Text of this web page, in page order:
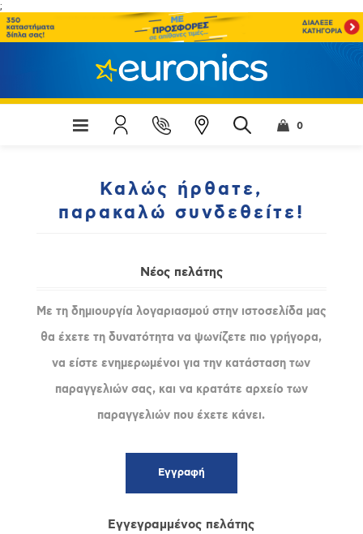
;
0
Καλώς ήρθατε,
παρακαλώ συνδεθείτε!
Νέος πελάτης
Με τη δημιουργία λογαριασμού στην ιστοσελίδα μας
θα έχετε τη δυνατότητα να ψωνίζετε πιο γρήγορα,
να είστε ενημερωμένοι για την κατάσταση των
παραγγελιών σας, και να κρατάτε αρχείο των
παραγγελιών που έχετε κάνει.
Εγγεγραμμένος πελάτης